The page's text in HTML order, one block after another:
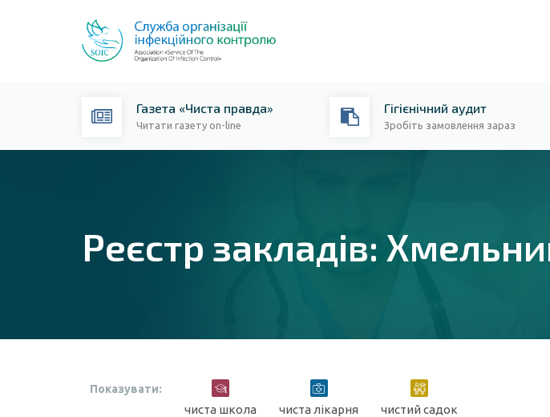
Газета «Чиста правда»
Читати газету on-line
Гігієнічний аудит
Зробіть замовлення зараз
Реєстр закладів:
Показувати:
чиста школа чиста лікарня чистий садок